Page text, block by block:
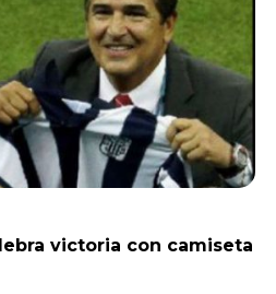
victoria con camiseta